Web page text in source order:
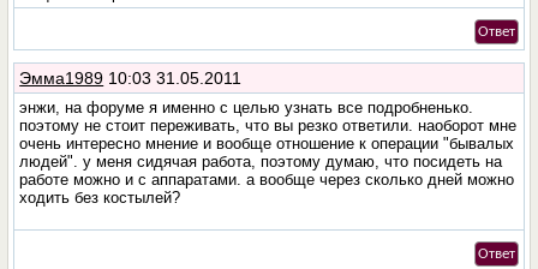
Ответ
Эмма1989 10:03 31.05.2011
энжи, на форуме я именно с целью узнать все подробненько.
поэтому не стоит переживать, что вы резко ответили. наоборот мне
очень интересно мнение и вообще отношение к операции "бывалых
людей". у меня сидячая работа, поэтому думаю, что посидеть на
работе можно и с аппаратами. а вообще через сколько дней можно
ходить без костылей?
Ответ